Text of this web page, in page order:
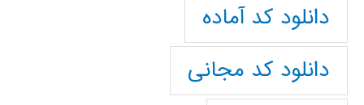
دانلود کد آماده
دانلود کد مجانی